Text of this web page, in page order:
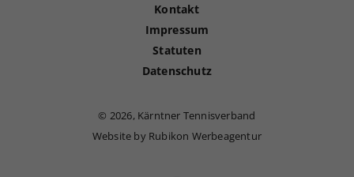
Kontakt
Impressum
Statuten
Datenschutz
© 2026, Kärntner Tennisverband
Website by Rubikon Werbeagentur